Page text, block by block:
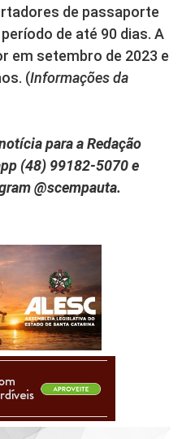
de passaporte
de até 90 dias. A
em setembro de 2023 e
(Informações da
para a Redação
(48) 99182-5070 e
@scempauta.